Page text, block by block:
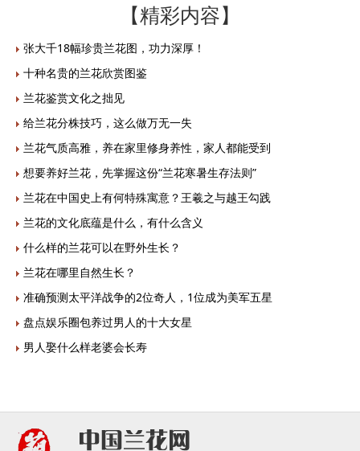
【精彩内容】
张大千18幅珍贵兰花图，功力深厚！
十种名贵的兰花欣赏图鉴
兰花鉴赏文化之拙见
给兰花分株技巧，这么做万无一失
兰花气质高雅，养在家里修身养性，家人都能受到
想要养好兰花，先掌握这份“兰花寒暑生存法则”
兰花在中国史上有何特殊寓意？王羲之与越王勾践
兰花的文化底蕴是什么，有什么含义
什么样的兰花可以在野外生长？
兰花在哪里自然生长？
准确预测太平洋战争的2位奇人，1位成为美军五星
盘点娱乐圈包养过男人的十大女星
男人娶什么样老婆会长寿